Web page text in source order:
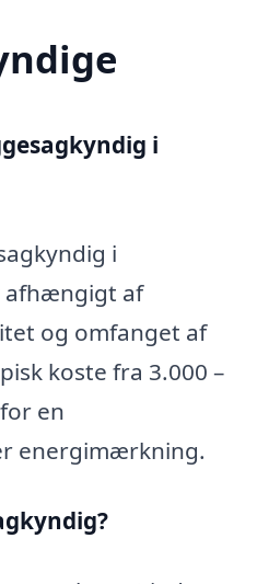
i
i
afhængigt af
og omfanget af
koste fra 3.000 –
en
energimærkning.
?